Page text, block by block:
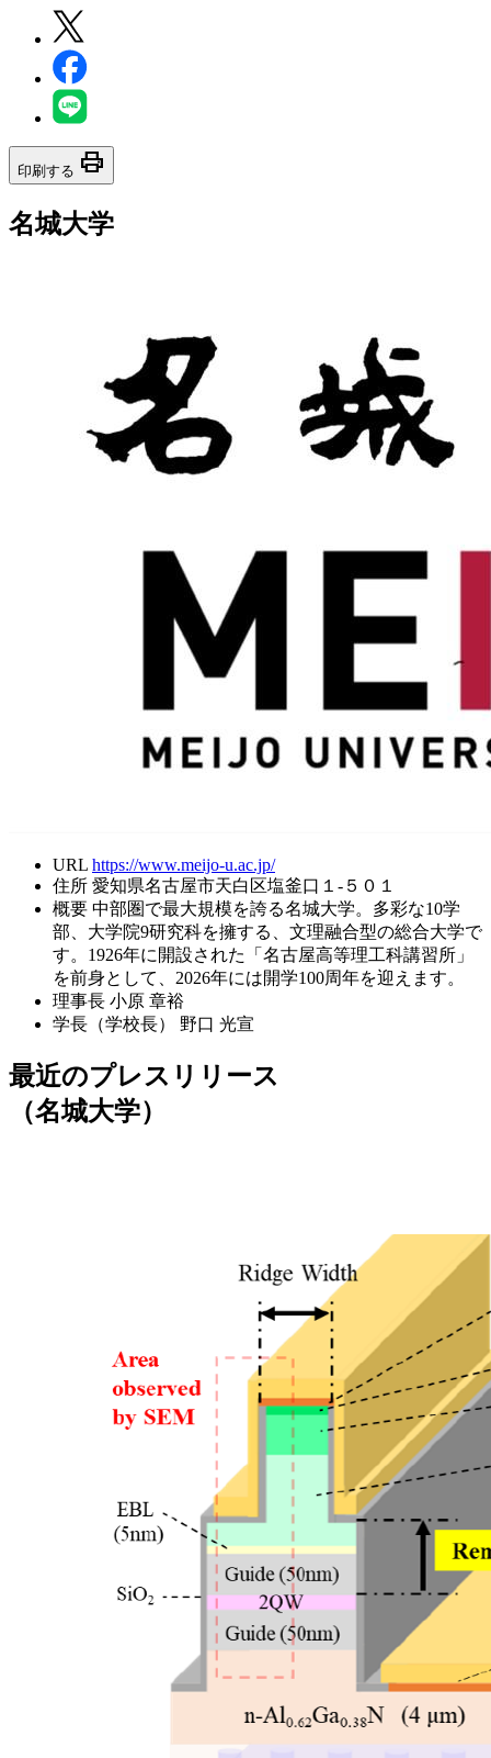
印刷する print
名城大学
URL https://www.meijo-u.ac.jp/
住所 愛知県名古屋市天白区塩釜口１-５０１
概要 中部圏で最大規模を誇る名城大学。多彩な10学
部、大学院9研究科を擁する、文理融合型の総合大学で
す。1926年に開設された「名古屋高等理工科講習所」
を前身として、2026年には開学100周年を迎えます。
理事長 小原 章裕
学長（学校長）
野口 光宣
最近のプレスリリース
（名城大学）